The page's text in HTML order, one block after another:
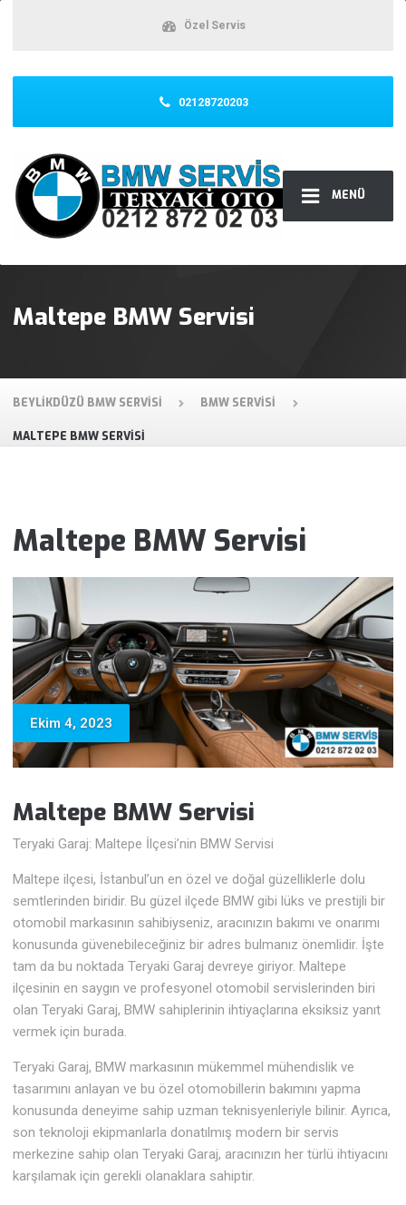
MENÜ
Özel Servis
02128720203
Maltepe BMW Servisi
BEYLIKDÜZÜ BMW SERVISI BMW SERVISI
MALTEPE BMW SERVISI
Maltepe BMW Servisi
Ekim 4, 2023
Maltepe BMW Servisi
Teryaki Garaj: Maltepe İlçesi’nin BMW Servisi
Maltepe ilçesi, İstanbul’un en özel ve doğal güzelliklerle dolu
semtlerinden biridir. Bu güzel ilçede BMW gibi lüks ve prestijli bir
otomobil markasının sahibiyseniz, aracınızın bakımı ve onarımı
konusunda güvenebileceğiniz bir adres bulmanız önemlidir. İşte
tam da bu noktada Teryaki Garaj devreye giriyor. Maltepe
ilçesinin en saygın ve profesyonel otomobil servislerinden biri
olan Teryaki Garaj, BMW sahiplerinin ihtiyaçlarına eksiksiz yanıt
vermek için burada.
Teryaki Garaj, BMW markasının mükemmel mühendislik ve
tasarımını anlayan ve bu özel otomobillerin bakımını yapma
konusunda deneyime sahip uzman teknisyenleriyle bilinir. Ayrıca,
son teknoloji ekipmanlarla donatılmış modern bir servis
merkezine sahip olan Teryaki Garaj, aracınızın her türlü ihtiyacını
karşılamak için gerekli olanaklara sahiptir.